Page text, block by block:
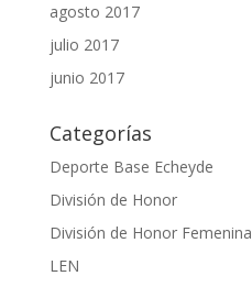
agosto 2017
julio 2017
junio 2017
Categorías
Deporte Base Echeyde
División de Honor
División de Honor Femenina
LEN